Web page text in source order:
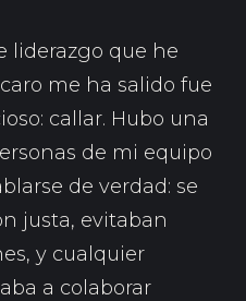
liderazgo que he
me ha salido fue
callar. Hubo una
de mi equipo
de verdad: se
justa, evitaban
y cualquier
a colaborar